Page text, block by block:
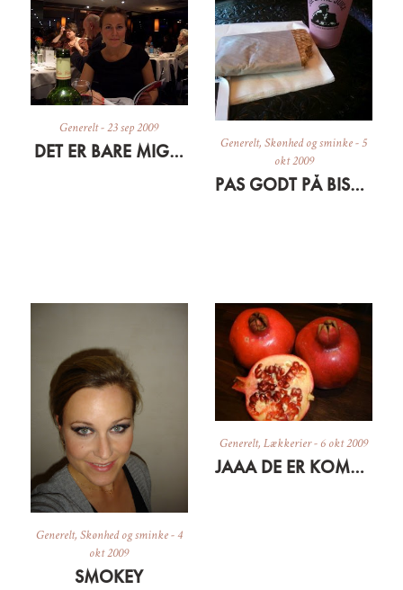
Generelt-23 sep 2009
DET ER BARE MIG… Generelt,Skønhed og sminke-5
okt 2009
PAS GODT PÅ BISSERNE OG HUDEN
Generelt, Skønhed og sminke-4
okt 2009
SMOKEY
Generelt,Lækkerier- 6 okt 2009
JAAA DE ER KOMMET